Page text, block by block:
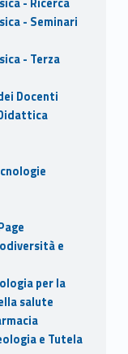
- Seminari
- Terza
Docenti
e
per la
salute
e Tutela